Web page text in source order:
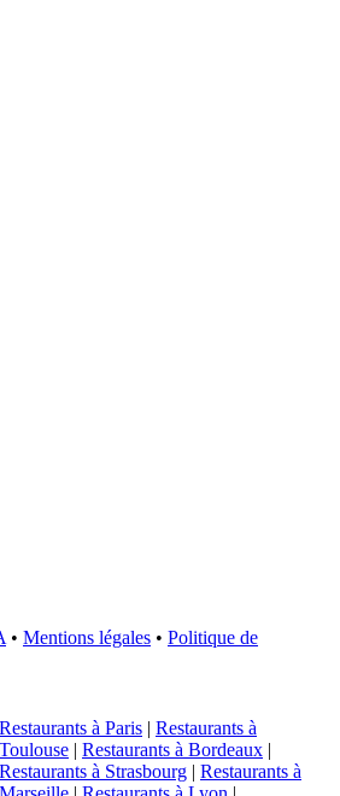
• Mentions légales • Politique de
Restaurants à Paris | Restaurants à
Toulouse | Restaurants à Bordeaux |
Restaurants à Strasbourg | Restaurants à